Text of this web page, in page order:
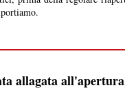
allagata